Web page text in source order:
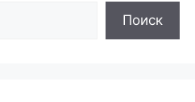
Поиск